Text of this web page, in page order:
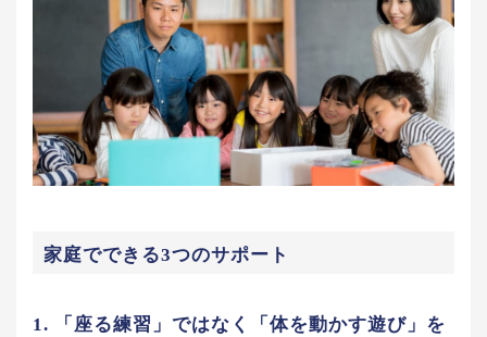
家庭でできる3つのサポート
1. 「座る練習」ではなく「体を動かす遊び」を